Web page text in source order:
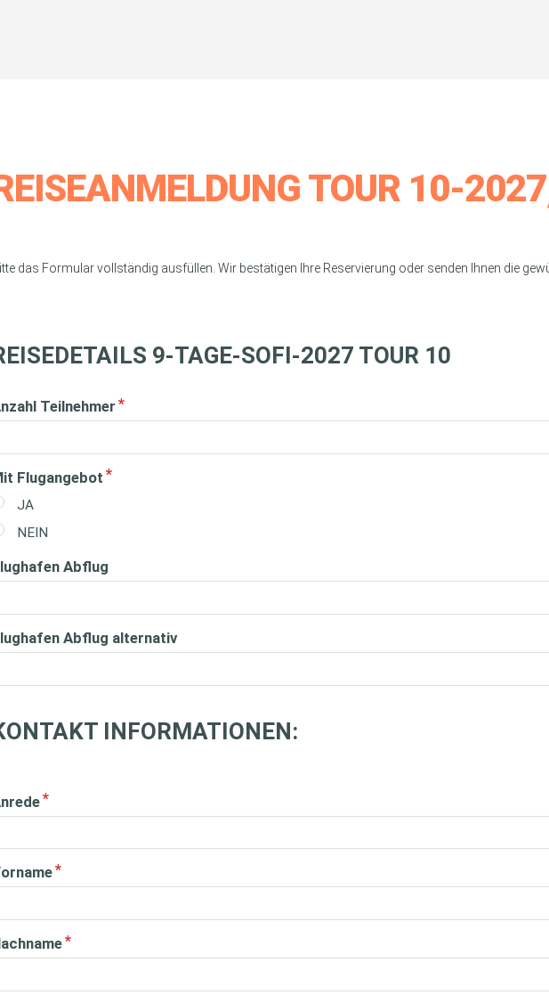
TOUR 10-
das Formular vollständig ausfüllen. Wir bestätigen Ihre Reservierung oder senden Ihnen die
9-TAGE-SOFI-2027 TOUR 10
Teilnehmer
Flugangebot
JA
NEIN
Abflug
Abflug alternativ
INFORMATIONEN: